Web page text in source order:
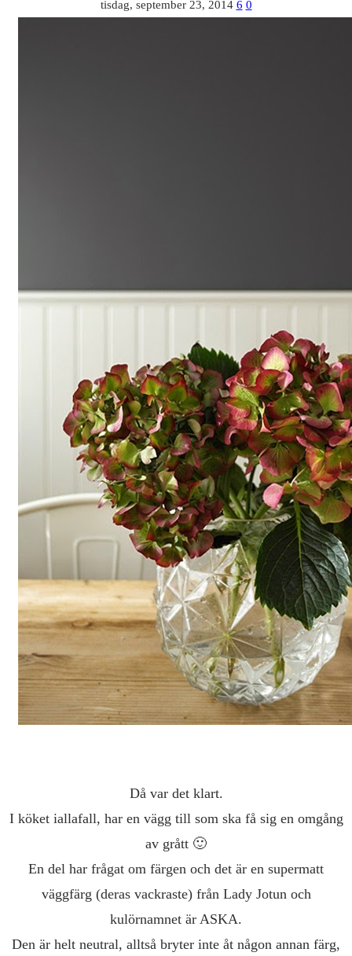
tisdag, september 23, 2014 6 0
Då var det klart.
I köket iallafall, har en vägg till som ska få sig en omgång
av grått 🙂
En del har frågat om färgen och det är en supermatt
väggfärg (deras vackraste) från Lady Jotun och
kulörnamnet är ASKA.
Den är helt neutral, alltså bryter inte åt någon annan färg,